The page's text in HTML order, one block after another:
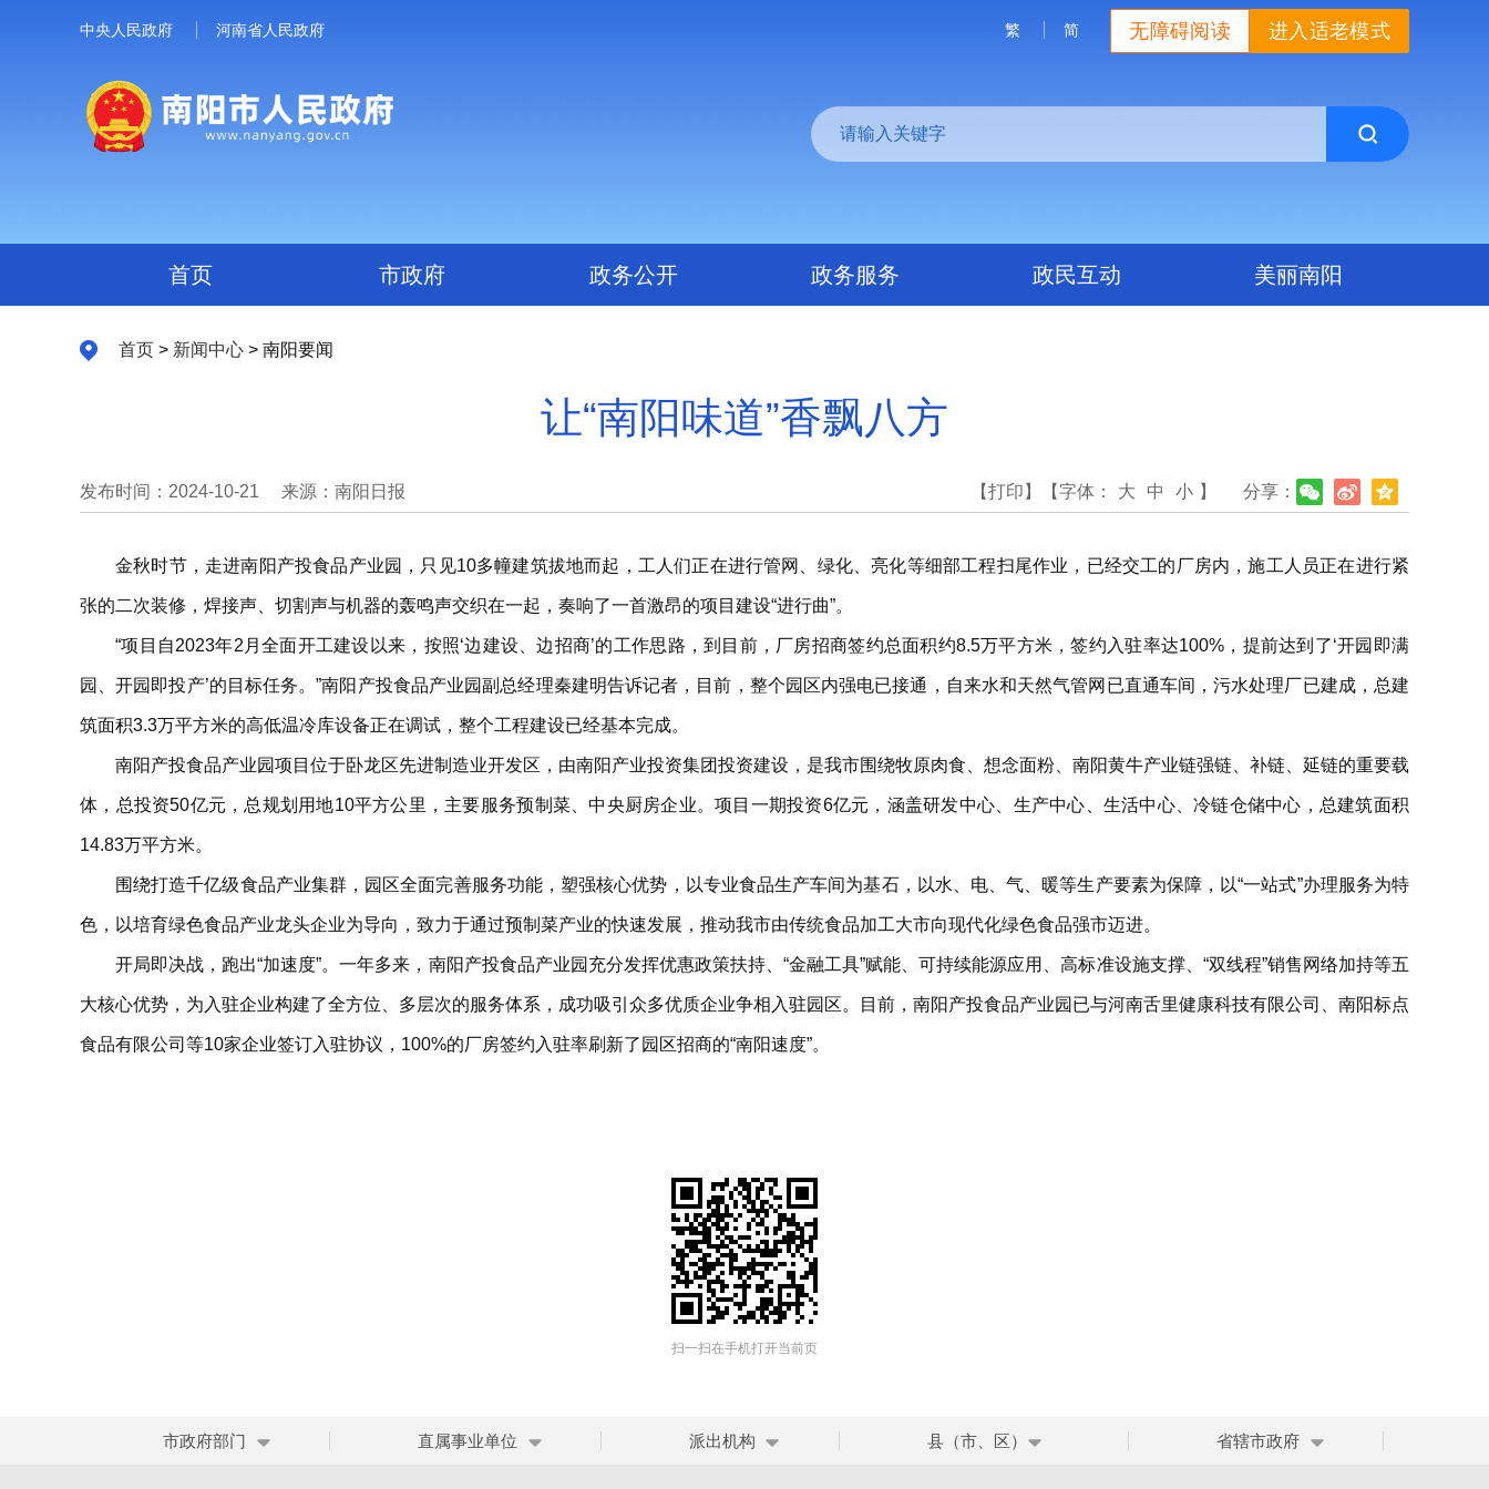
中央人民政府 河南省人民政府 进入适老模式
无障碍阅读
繁 简
首页 市政府 政务公开 政务服务 政民互动 美丽南阳
首页 > 新闻中心 > 南阳要闻
让“南阳味道”香飘八方
发布时间：2024-10-21 来源：南阳日报 分享：
【打印】 【字体： 大 中 小 】
金秋时节，走进南阳产投食品产业园，只见10多幢建筑拔地而起，工人们正在进行管网、绿化、亮化等细部工程扫尾作业，已经交工的厂房内，施工人员正在进行紧
张的二次装修，焊接声、切割声与机器的轰鸣声交织在一起，奏响了一首激昂的项目建设“进行曲”。
“项目自2023年2月全面开工建设以来，按照‘边建设、边招商’的工作思路，到目前，厂房招商签约总面积约8.5万平方米，签约入驻率达100%，提前达到了‘开园即满
园、开园即投产’的目标任务。”南阳产投食品产业园副总经理秦建明告诉记者，目前，整个园区内强电已接通，自来水和天然气管网已直通车间，污水处理厂已建成，总建
筑面积3.3万平方米的高低温冷库设备正在调试，整个工程建设已经基本完成。
南阳产投食品产业园项目位于卧龙区先进制造业开发区，由南阳产业投资集团投资建设，是我市围绕牧原肉食、想念面粉、南阳黄牛产业链强链、补链、延链的重要载
体，总投资50亿元，总规划用地10平方公里，主要服务预制菜、中央厨房企业。项目一期投资6亿元，涵盖研发中心、生产中心、生活中心、冷链仓储中心，总建筑面积
14.83万平方米。
围绕打造千亿级食品产业集群，园区全面完善服务功能，塑强核心优势，以专业食品生产车间为基石，以水、电、气、暖等生产要素为保障，以“一站式”办理服务为特
色，以培育绿色食品产业龙头企业为导向，致力于通过预制菜产业的快速发展，推动我市由传统食品加工大市向现代化绿色食品强市迈进。
开局即决战，跑出“加速度”。一年多来，南阳产投食品产业园充分发挥优惠政策扶持、“金融工具”赋能、可持续能源应用、高标准设施支撑、“双线程”销售网络加持等五
大核心优势，为入驻企业构建了全方位、多层次的服务体系，成功吸引众多优质企业争相入驻园区。目前，南阳产投食品产业园已与河南舌里健康科技有限公司、南阳标点
食品有限公司等10家企业签订入驻协议，100%的厂房签约入驻率刷新了园区招商的“南阳速度”。
扫一扫在手机打开当前页
市政府部门 直属事业单位 派出机构 县（市、区） 省辖市政府